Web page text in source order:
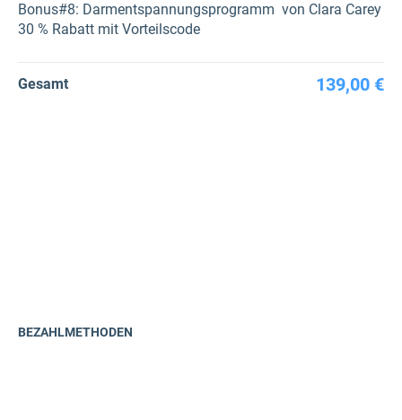
Bonus#8: Darmentspannungsprogramm von Clara Carey
30 % Rabatt mit Vorteilscode
Gesamt 139,00 €
BEZAHLMETHODEN